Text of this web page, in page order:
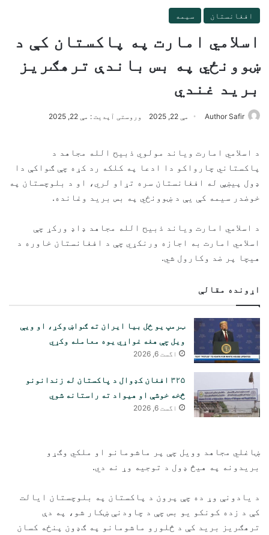
افغانستان سیمه
اسلامي امارت په پاکستان کې د
ښوونځي په بس باندې ترهګریز
برید غندي
Author Safir مې 22, 2025 وروستی آپدیت : مې 22, 2025
د اسلامي امارت ویاند مولوي ذبیح الله مجاهد د
پاکستاني چارواکو دا ادعا په کلکه رد کړه چې ګواکې دا
ډول پیښې له افغانستان سره تړاو لري، او د بلوچستان په
خوضدر سیمه کې یې د ښوونځي په بس برید وغانده.
د اسلامي امارت ویاند ذبیح الله مجاهد ډاډ ورکړ چې
اسلامي امارت به اجازه ورنکړي چې د افغانستان خاوره د
هیچا پر ضد وکارول شي.
اړونده مقالې
ټرمپ یو ځل بیا ایران ته ګواښ وکړ، او ویې
ویل چې هغه غواړي یوه معامله وکړي
اگست 6, 2026
۳۲۵ افغان کډوال د پاکستان له زندانونو
څخه خوشې او هیواد ته راستانه شوي
اگست 6, 2026
ښاغلي مجاهد وویل چې پر ماشومانو او ملکي وګړو
بریدونه په هیڅ ډول د توجیه وړ نه دي.
د یادونې وړ ده چې پرون د پاکستان په بلوچستان ایالت
کې د زده کونکو یو بس چې د چاودنې ښکار شو، په دې
ترهګریز برید کې د څلورو ماشومانو په ګډون پنځه کسان